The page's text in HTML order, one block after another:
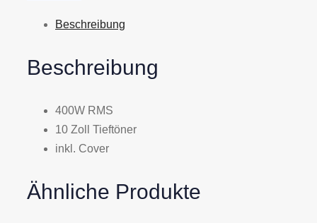
Beschreibung
Beschreibung
400W RMS
10 Zoll Tieftöner
inkl. Cover
Ähnliche Produkte